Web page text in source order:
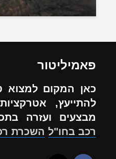
פאמיליטור
כאן המקום למצוא
להתייעץ,
מבצעים ועזרה
רכב בחו"ל השכרת